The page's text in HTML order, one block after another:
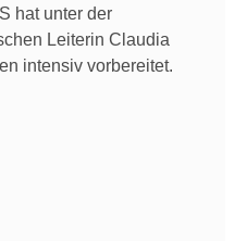
hat unter der
Leiterin Claudia
intensiv vorbereitet.